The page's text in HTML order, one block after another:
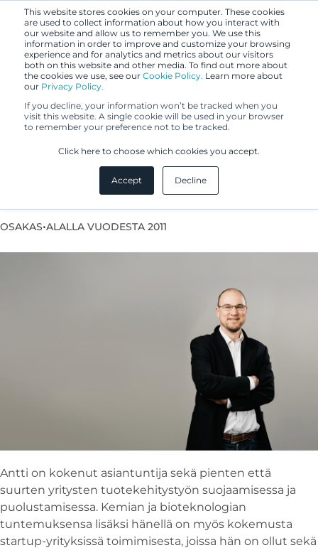
This website stores cookies on your computer. These cookies
are used to collect information about how you interact with
our website and allow us to remember you. We use this
information in order to improve and customize your browsing
experience and for analytics and metrics about our visitors
both on this website and other media. To find out more about
the cookies we use, see our Cookie Policy. Learn more about
our Privacy Policy.
If you decline, your information won’t be tracked when you
visit this website. A single cookie will be used in your browser
to remember your preference not to be tracked.
Click here to choose which cookies you accept.
Accept Decline
Antti Kokko
Eurooppapatenttiasiamies
OSAKAS•ALALLA VUODESTA 2011
Antti on kokenut asiantuntija sekä pienten että
suurten yritysten tuotekehitystyön suojaamisessa ja
puolustamisessa. Kemian ja bioteknologian
tuntemuksensa lisäksi hänellä on myös kokemusta
startup-yrityksissä toimimisesta, joissa hän on ollut sekä